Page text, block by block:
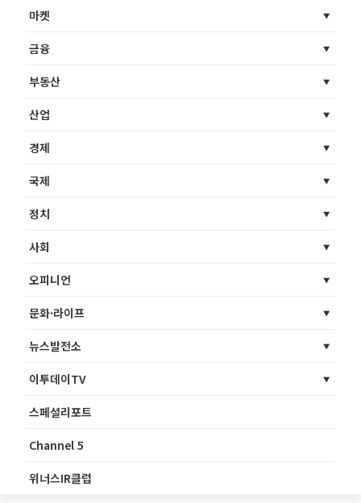
마켓
금융
부동산
산업
경제
국제
정치
사회
오피니언
문화·라이프
뉴스발전소
이투데이TV
스페셜리포트
Channel 5
위너스IR클럽